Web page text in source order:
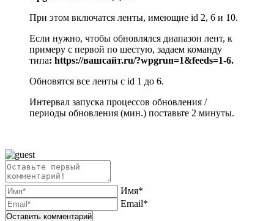
При этом включатся ленты, имеющие id 2, 6 и 10.
Если нужно, чтобы обновлялся диапазон лент, к
примеру с первой по шестую, задаем команду
типа: https://вашсайт.ru/?wpgrun=1&feeds=1-6.
Обновятся все ленты с id 1 до 6.
Интервал запуска процессов обновления /
периоды обновления (мин.) поставьте 2 минуты.
Имя*
Email*